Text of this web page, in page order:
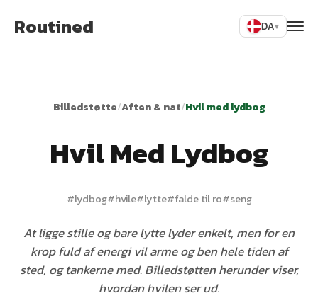
Routined DA▾
Billedstøtte/Aften & nat/Hvil med lydbog
Hvil Med Lydbog
#lydbog#hvile#lytte#falde til ro#seng
At ligge stille og bare lytte lyder enkelt, men for en
krop fuld af energi vil arme og ben hele tiden af
sted, og tankerne med. Billedstøtten herunder viser,
hvordan hvilen ser ud.